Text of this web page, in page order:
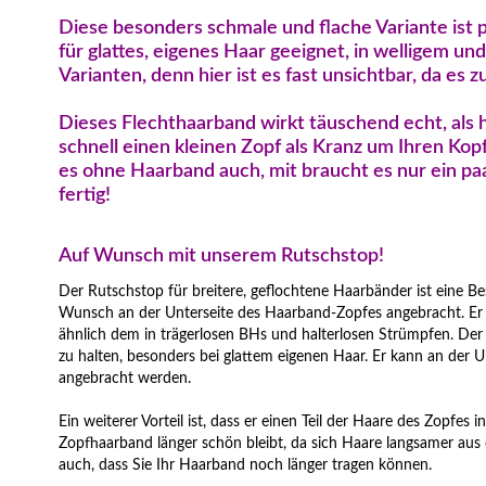
Diese besonders schmale und flache Variante
für glattes, eigenes Haar geeignet, in welligem
Varianten, denn hier ist es fast unsichtbar, da es
Dieses Flechthaarband wirkt täuschend echt, als
schnell einen kleinen Zopf als Kranz um Ihren
es ohne Haarband auch, mit braucht es nur ein
fertig!
Auf Wunsch mit unserem Rutschstop!
Der Rutschstop für breitere, geflochtene Haarbänder ist eine
Wunsch an der Unterseite des Haarband-Zopfes angebracht.
ähnlich dem in trägerlosen BHs und halterlosen Strümpfen.
zu halten, besonders bei glattem eigenen Haar. Er kann an der
angebracht werden.
Ein weiterer Vorteil ist, dass er einen Teil der Haare des Zopfes
Zopfhaarband länger schön bleibt, da sich Haare langsamer
auch, dass Sie Ihr Haarband noch länger tragen können.